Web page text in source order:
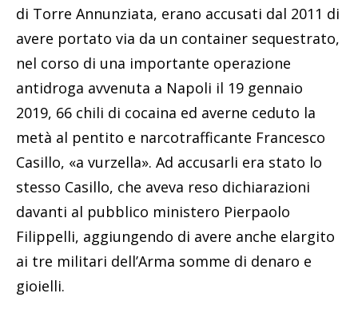
di Torre Annunziata, erano accusati dal 2011 di
avere portato via da un container sequestrato,
nel corso di una importante operazione
antidroga avvenuta a Napoli il 19 gennaio
2019, 66 chili di cocaina ed averne ceduto la
metà al pentito e narcotrafficante Francesco
Casillo, «a vurzella». Ad accusarli era stato lo
stesso Casillo, che aveva reso dichiarazioni
davanti al pubblico ministero Pierpaolo
Filippelli, aggiungendo di avere anche elargito
ai tre militari dell’Arma somme di denaro e
gioielli.